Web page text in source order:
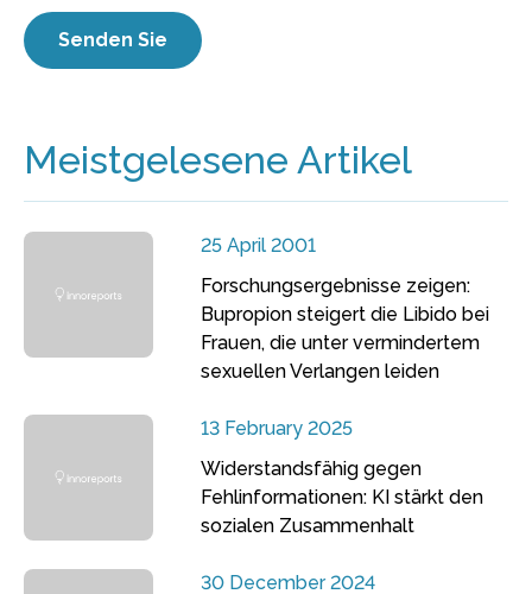
Meistgelesene Artikel
25 April 2001
Forschungsergebnisse zeigen:
Bupropion steigert die Libido bei
Frauen, die unter vermindertem
sexuellen Verlangen leiden
13 February 2025
Widerstandsfähig gegen
Fehlinformationen: KI stärkt den
sozialen Zusammenhalt
30 December 2024